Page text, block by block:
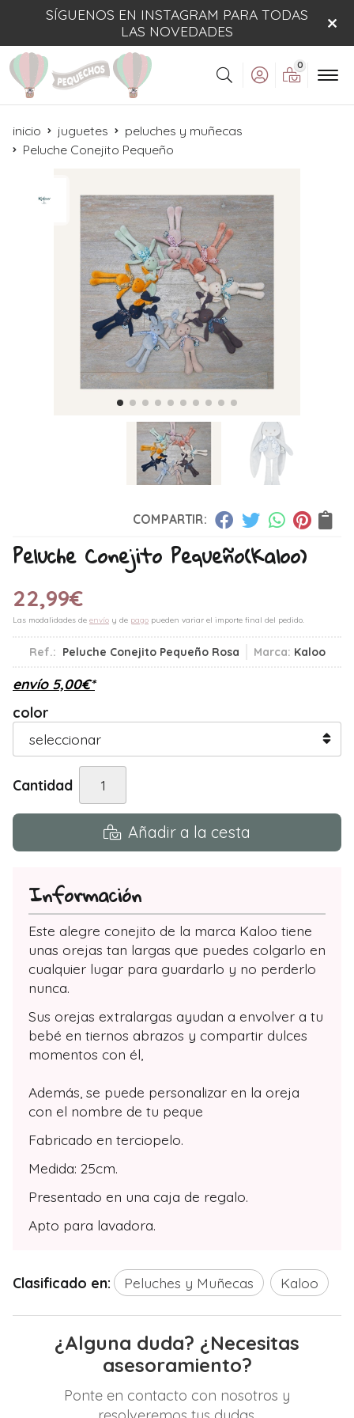
SÍGUENOS EN INSTAGRAM PARA TODAS
LAS NOVEDADES
Buscar
0
inicio juguetes
peluches y muñecas
Peluche Conejito Pequeño
COMPARTIR:
Peluche Conejito Pequeño(Kaloo)
22,99€
Las modalidades de envío y de pago pueden variar el importe final del pedido.
Ref.: Peluche Conejito Pequeño Rosa Marca: Kaloo
envío 5,00€*
color
Cantidad
Añadir a la cesta
Información
Este alegre conejito de la marca Kaloo tiene
unas orejas tan largas que puedes colgarlo en
cualquier lugar para guardarlo y no perderlo
nunca.
Sus orejas extralargas ayudan a envolver a tu
bebé en tiernos abrazos y compartir dulces
momentos con él,
Además, se puede personalizar en la oreja
con el nombre de tu peque
Fabricado en terciopelo.
Medida: 25cm.
Presentado en una caja de regalo.
Apto para lavadora.
Clasificado en: Peluches y Muñecas Kaloo
¿Alguna duda? ¿Necesitas
asesoramiento?
Ponte en contacto con nosotros y